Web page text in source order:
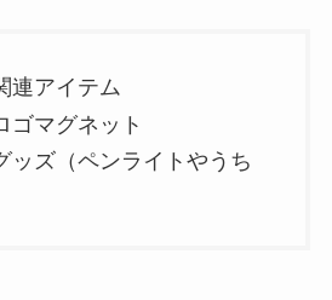
連アイテム
ゴマグネット
ッズ（ペンライトやうち